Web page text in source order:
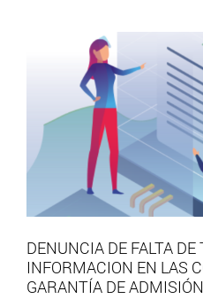
DENUNCIA DE FALTA
INFORMACION EN LAS
GARANTÍA DE ADMISIÓN